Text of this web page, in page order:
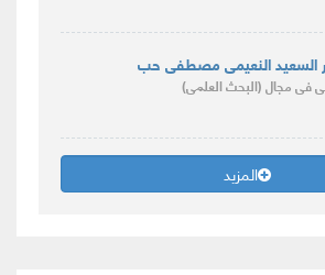
السعيد النعيمى مصطفى حب
فى مجال(البحث العلمى)
المزيد